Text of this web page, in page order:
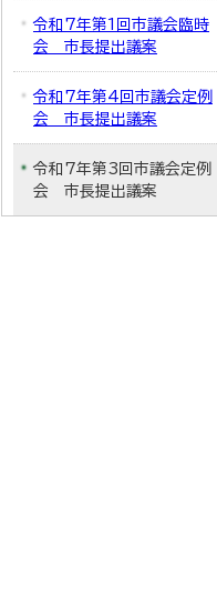
令和7年第1回市議会臨時
会 市長提出議案
令和7年第4回市議会定例
会 市長提出議案
令和7年第3回市議会定例
会 市長提出議案